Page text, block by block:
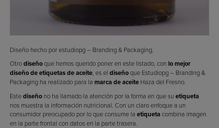
Diseño hecho por estudiopg – Branding & Packaging.
Otrodiseñoque hemos querido poner en este listado, con lo mejor
diseño de etiquetas de aceite , es el diseñoque Estudiopg – Branding &
Packaging ha realizado para la marca de aceite Haza del Fresno.
Estediseño no ha llamado la atención por la forma en que su etiqueta
nos muestra la información nutricional. Con un claro enfoque a un
consumidor preocupado por lo que consume la etiquetacombina imagen
en la parte frontal con datos en la parte trasera.